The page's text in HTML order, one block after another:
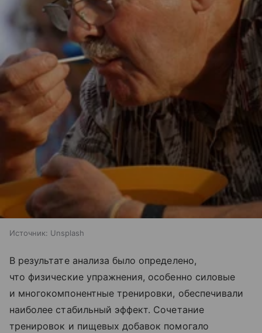
Источник: Unsplash
В результате анализа было определено,
что физические упражнения, особенно силовые
и многокомпонентные тренировки, обеспечивали
наиболее стабильный эффект. Сочетание
тренировок и пищевых добавок помогало